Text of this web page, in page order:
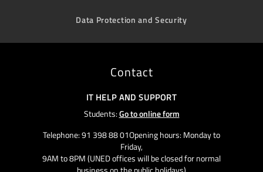
Data Protection and Security
Contact
IT HELP AND SUPPORT
Students:Go to online form
Telephone: 91 398 88 01Opening hours: Monday to
Friday,
9AM to 8PM (UNED offices will be closed for normal